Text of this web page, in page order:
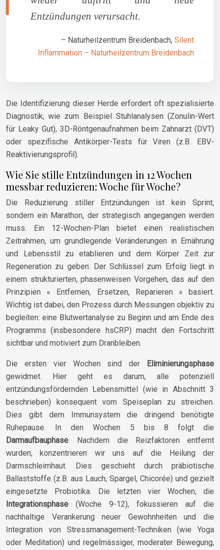
Entzündungen verursacht.
– Naturheilzentrum Breidenbach, Silent
Inflammation – Naturheilzentrum Breidenbach
Die Identifizierung dieser Herde erfordert oft spezialisierte
Diagnostik, wie zum Beispiel Stuhlanalysen (Zonulin-Wert
für Leaky Gut), 3D-Röntgenaufnahmen beim Zahnarzt (DVT)
oder spezifische Antikörper-Tests für Viren (z.B. EBV-
Reaktivierungsprofil).
Wie Sie stille Entzündungen in 12 Wochen
messbar reduzieren: Woche für Woche?
Die Reduzierung stiller Entzündungen ist kein Sprint,
sondern ein Marathon, der strategisch angegangen werden
muss. Ein 12-Wochen-Plan bietet einen realistischen
Zeitrahmen, um grundlegende Veränderungen in Ernährung
und Lebensstil zu etablieren und dem Körper Zeit zur
Regeneration zu geben. Der Schlüssel zum Erfolg liegt in
einem strukturierten, phasenweisen Vorgehen, das auf den
Prinzipien « Entfernen, Ersetzen, Reparieren » basiert.
Wichtig ist dabei, den Prozess durch Messungen objektiv zu
begleiten: eine Blutwertanalyse zu Beginn und am Ende des
Programms (insbesondere hsCRP) macht den Fortschritt
sichtbar und motiviert zum Dranbleiben.
Die ersten vier Wochen sind der
Eliminierungsphase
gewidmet. Hier geht es darum, alle potenziell
entzündungsfördernden Lebensmittel (wie in Abschnitt 3
beschrieben) konsequent vom Speiseplan zu streichen.
Dies gibt dem Immunsystem die dringend benötigte
Ruhepause. In den Wochen 5 bis 8 folgt die
Darmaufbauphase. Nachdem die Reizfaktoren entfernt
wurden, konzentrieren wir uns auf die Heilung der
Darmschleimhaut. Dies geschieht durch präbiotische
Ballaststoffe (z.B. aus Lauch, Spargel, Chicorée) und gezielt
eingesetzte Probiotika. Die letzten vier Wochen, die
Integrationsphase (Woche 9-12), fokussieren auf die
nachhaltige Verankerung neuer Gewohnheiten und die
Integration von Stressmanagement-Techniken (wie Yoga
oder Meditation) und regelmässiger, moderater Bewegung,